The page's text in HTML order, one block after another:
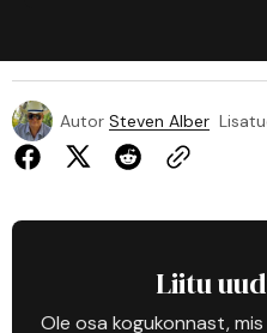
Autor Steven Alber
Liitu
Ole osa kogukonnast,